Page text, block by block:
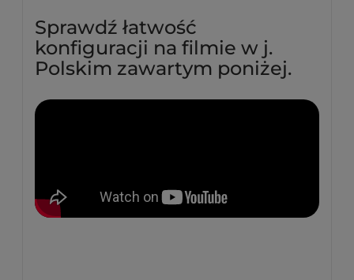
Sprawdź łatwość
konfiguracji na filmie w j.
Polskim zawartym poniżej.